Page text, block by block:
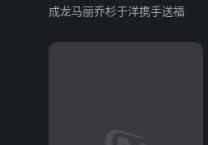
成龙马丽乔杉于洋携手送福